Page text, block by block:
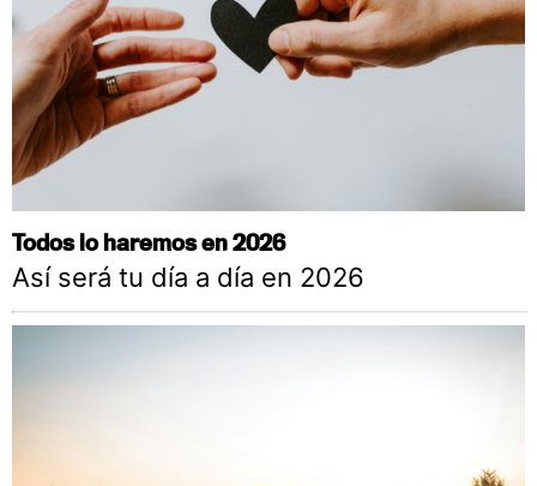
Todos lo haremos en 2026
Así será tu día a día en 2026